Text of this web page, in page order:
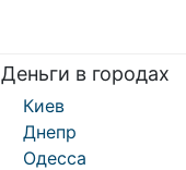
Деньги в городах
Киев
Днепр
Одесса